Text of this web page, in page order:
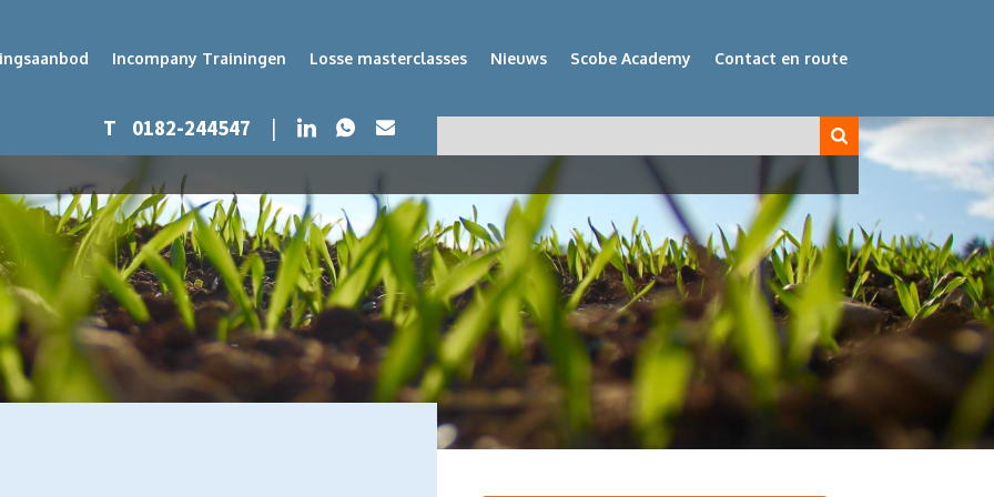
Incompany Trainingen Losse masterclasses Nieuws Scobe Academy Contact en route
T 0182-244547 | LinkedInWhatsapp